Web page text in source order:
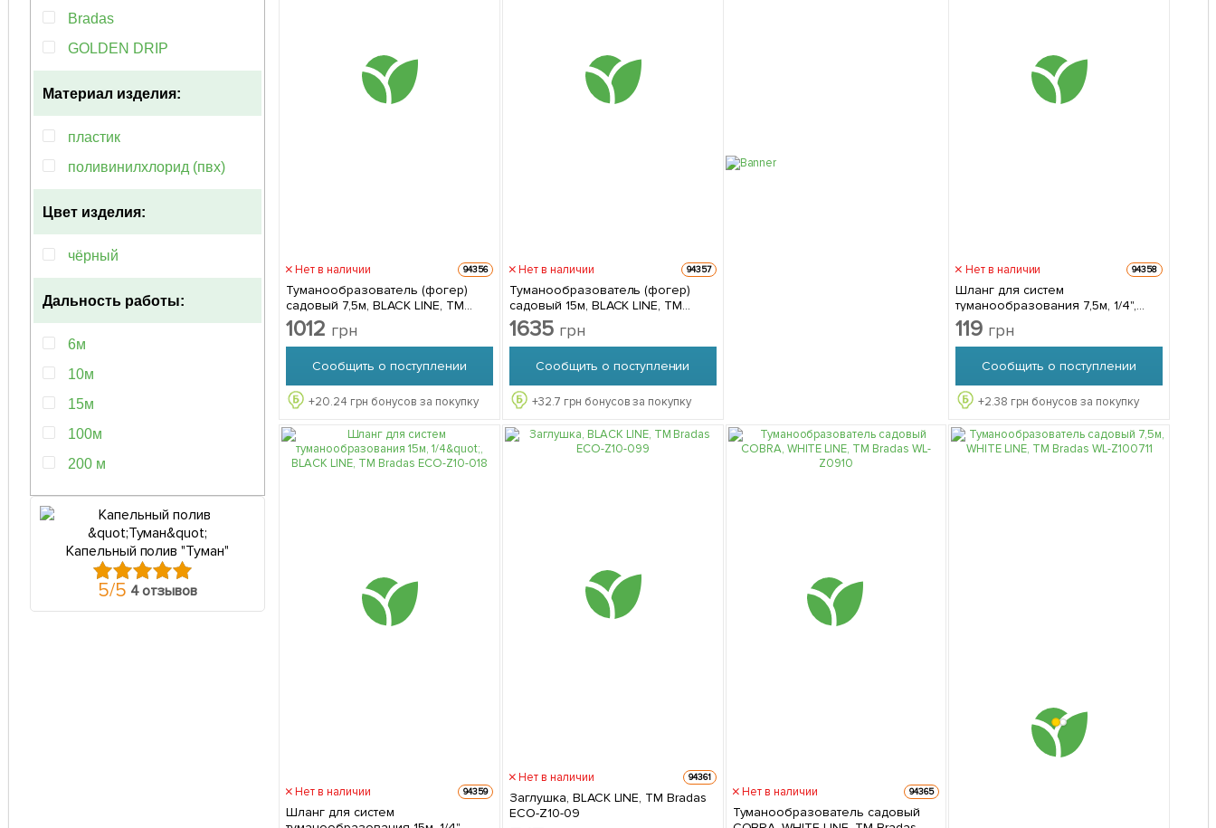
Bradas
GOLDEN DRIP
Материал изделия:
пластик
поливинилхлорид (пвх)
Цвет изделия:
чёрный
Дальность работы:
6м
10м
15м
100м
200 м
7,5 м
4 м
Капельный полив "Туман"
5/5 4 отзывов
Нет в наличии 94356
Туманообразователь (фогер)
садовый 7,5м, BLACK LINE, ТМ
1012 грн
Сообщить о поступлении
+20.24 грн бонусов за покупку
Нет в наличии 94357
Туманообразователь (фогер)
садовый 15м, BLACK LINE, ТМ
Bradas ECO-Z1015
1635 грн
Сообщить о поступлении
+32.7 грн бонусов за покупку
Нет в наличии 94358
Шланг для систем
туманообразования 7,5м, 1/4",
BLACK LINE,ТМ Bradas ECO-Z10-02
119 грн
Сообщить о поступлении
+2.38 грн бонусов за покупку
Нет в наличии 94359
Шланг для систем
Нет в наличии 94361
Заглушка, BLACK LINE, ТМ Bradas
ECO-Z10-09
Нет в наличии 94365
Туманообразователь садовый